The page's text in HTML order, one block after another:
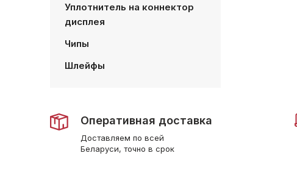
Уплотнитель на коннектор
дисплея
Чипы
Шлейфы
Оперативная доставка
Доставляем по всей
Беларуси, точно в срок